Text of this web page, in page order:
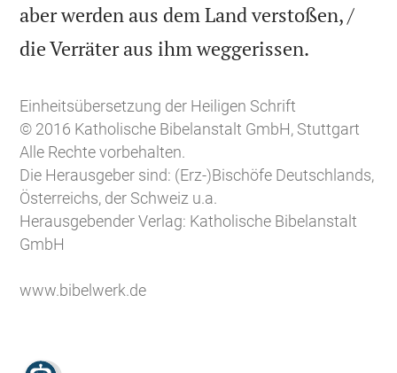
aber werden aus dem Land verstoßen, /
die Verräter aus ihm weggerissen.
Einheitsübersetzung der Heiligen Schrift
© 2016 Katholische Bibelanstalt GmbH, Stuttgart
Alle Rechte vorbehalten.
Die Herausgeber sind: (Erz-)Bischöfe Deutschlands,
Österreichs, der Schweiz u.a.
Herausgebender Verlag: Katholische Bibelanstalt
GmbH
www.bibelwerk.de